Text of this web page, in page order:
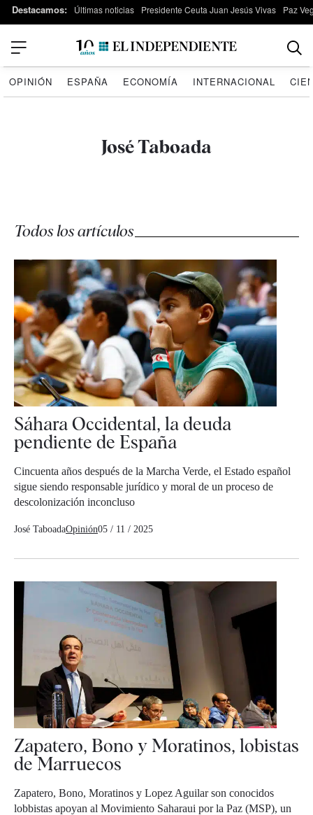
Destacamos: Últimas noticias Presidente Ceuta Juan Jesús Vivas Paz
OPINIÓN ESPAÑA ECONOMÍA INTERNACIONAL
José Taboada
Todos los artículos
Sáhara Occidental, la deuda
pendiente de España
Cincuenta años después de la Marcha Verde, el Estado español
sigue siendo responsable jurídico y moral de un proceso de
descolonización inconcluso
José TaboadaOpinión05 / 11 / 2025
Zapatero, Bono y Moratinos, lobistas
de Marruecos
Zapatero, Bono, Moratinos y Lopez Aguilar son conocidos
lobbistas apoyan al Movimiento Saharaui por la Paz (MSP), un